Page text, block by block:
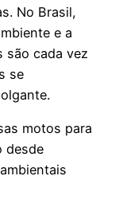
No Brasil,
e a
são cada vez
se
motos para
desde